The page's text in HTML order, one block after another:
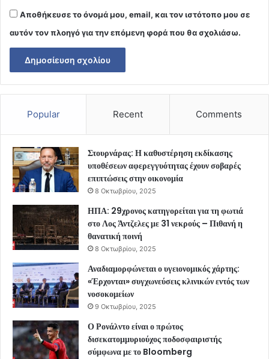
Αποθήκευσε το όνομά μου, email, και τον ιστότοπο μου σε
αυτόν τον πλοηγό για την επόμενη φορά που θα σχολιάσω.
Popular Recent Comments
Στουρνάρας: Η καθυστέρηση εκδίκασης
υποθέσεων αφερεγγυότητας έχουν σοβαρές
επιπτώσεις στην οικονομία
8 Οκτωβρίου, 2025
ΗΠΑ: 29χρονος κατηγορείται για τη φωτιά
στο Λος Άντζελες με 31 νεκρούς – Πιθανή η
θανατική ποινή
8 Οκτωβρίου, 2025
Αναδιαμορφώνεται ο υγειονομικός χάρτης:
«Έρχονται» συγχωνεύσεις κλινικών εντός των
νοσοκομείων
9 Οκτωβρίου, 2025
Ο Ρονάλντο είναι ο πρώτος
δισεκατομμυριούχος ποδοσφαιριστής
σύμφωνα με το Bloomberg